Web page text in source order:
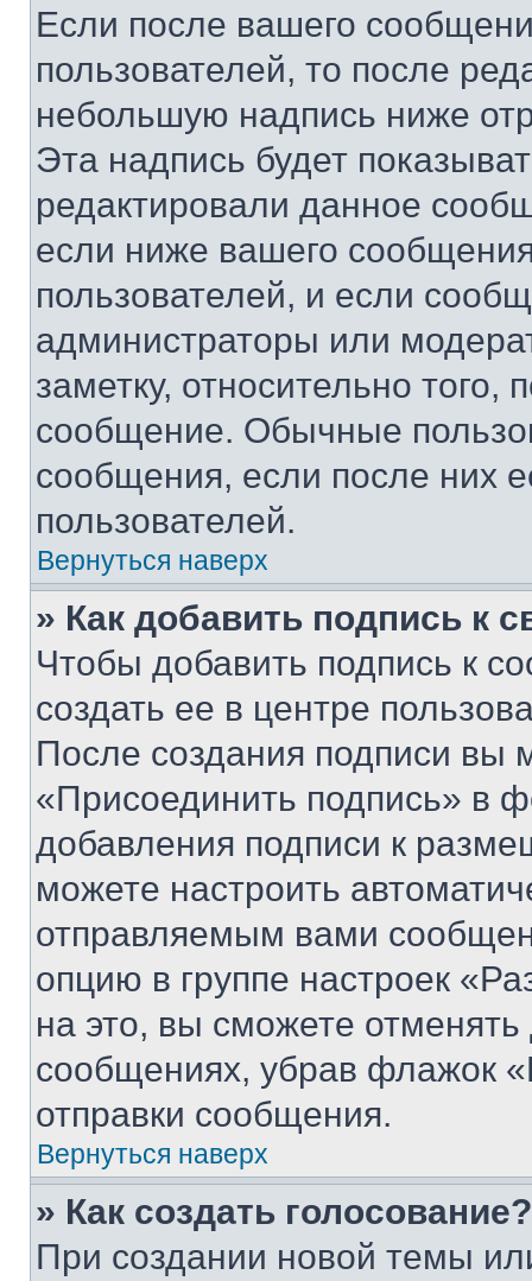
Если после вашего
пользователей, то после
небольшую надпись ниже
Эта надпись будет
редактировали данное
если ниже вашего
пользователей, и если
администраторы или
заметку, относительно
сообщение. Обычные
сообщения, если после них
пользователей.
Вернуться наверх
» Как добавить подпись к
Чтобы добавить подпись к
создать ее в центре
После создания подписи вы
«Присоединить подпись» в
добавления подписи к
можете настроить
отправляемым вами
опцию в группе настроек
на это, вы сможете
сообщениях, убрав флажок
отправки сообщения.
Вернуться наверх
» Как создать голосование?
При создании новой темы